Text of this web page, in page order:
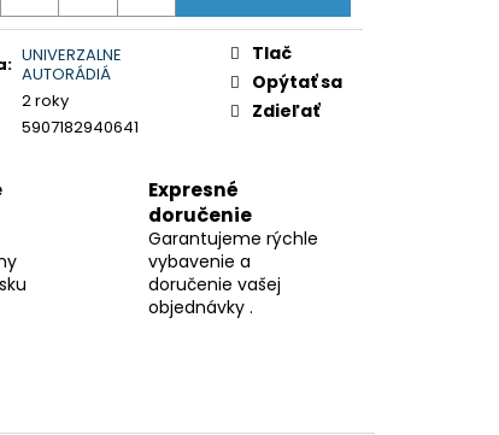
: UNIVERZALNE
AUTORÁDIÁ
2 roky
5907182940641
Tlač
Opýtať sa
Zdieľať
Expresné
doručenie
Garantujeme rýchle
vybavenie a
doručenie vašej
objednávky .